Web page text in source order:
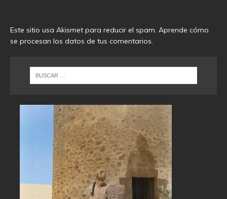
Este sitio usa Akismet para reducir el spam. Aprende cómo
se procesan los datos de tus comentarios.